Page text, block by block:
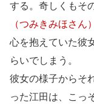
する。奇しくもそ
（つみきみほさん）
心を抱えていた彼
らいでしまう。
彼女の様子からそ
った江田は、こっ